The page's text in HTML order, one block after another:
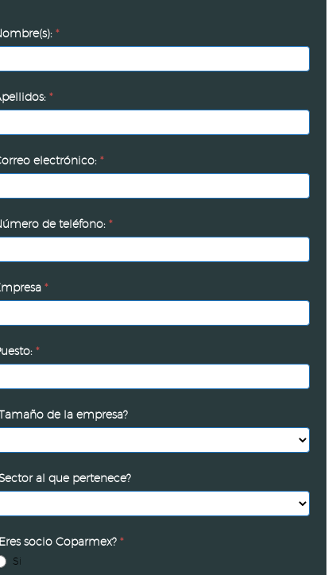
*
*
electrónico:*
de teléfono:*
*
*
¿Tamaño de la empresa?
al que pertenece?
socio Coparmex?*
Si